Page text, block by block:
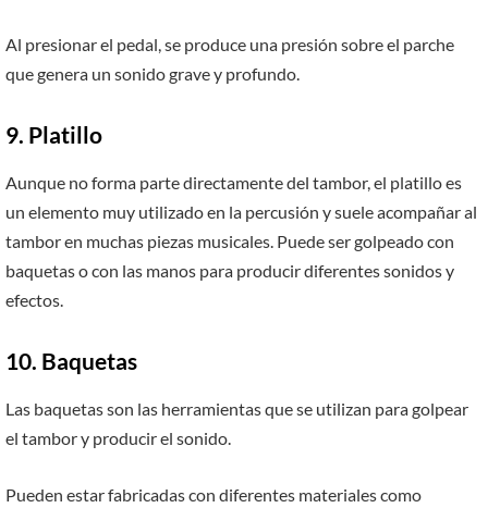
Al presionar el pedal, se produce una presión sobre el parche
que genera un sonido grave y profundo.
9. Platillo
Aunque no forma parte directamente del tambor, el platillo es
un elemento muy utilizado en la percusión y suele acompañar al
tambor en muchas piezas musicales. Puede ser golpeado con
baquetas o con las manos para producir diferentes sonidos y
efectos.
10. Baquetas
Las baquetas son las herramientas que se utilizan para golpear
el tambor y producir el sonido.
Pueden estar fabricadas con diferentes materiales como